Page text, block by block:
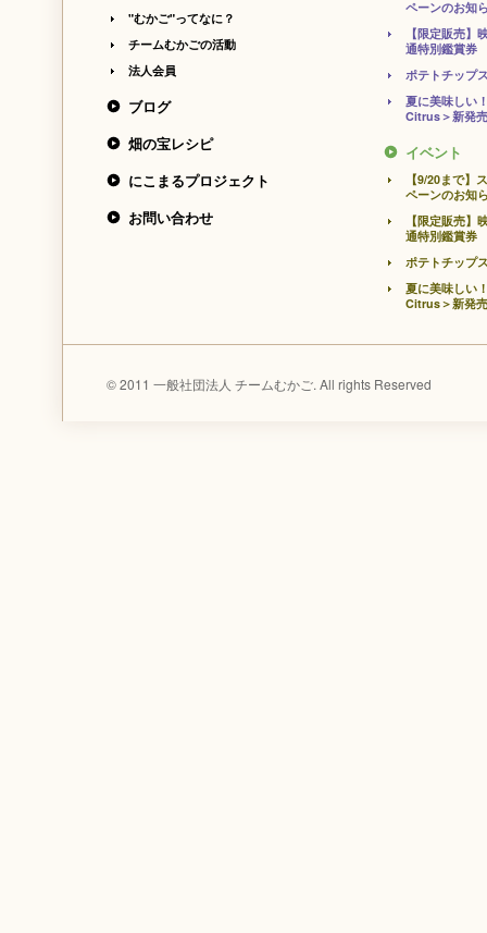
"むかご"ってなに？
チームむかごの活動
法人会員
ブログ
畑の宝レシピ
にこまるプロジェクト
お問い合わせ
ペーンのお知
【限定販売】
通特別鑑賞券
ポテトチップ
夏に美味しい
Citrus＞新発
イベント
【9/20まで】
ペーンのお知
【限定販売】
通特別鑑賞券
ポテトチップ
夏に美味しい
Citrus＞新発
© 2011 一般社団法人 チームむかご. All rights Reserved